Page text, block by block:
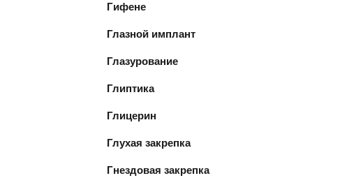
Гифене
Глазной имплант
Глазурование
Глиптика
Глицерин
Глухая закрепка
Гнездовая закрепка